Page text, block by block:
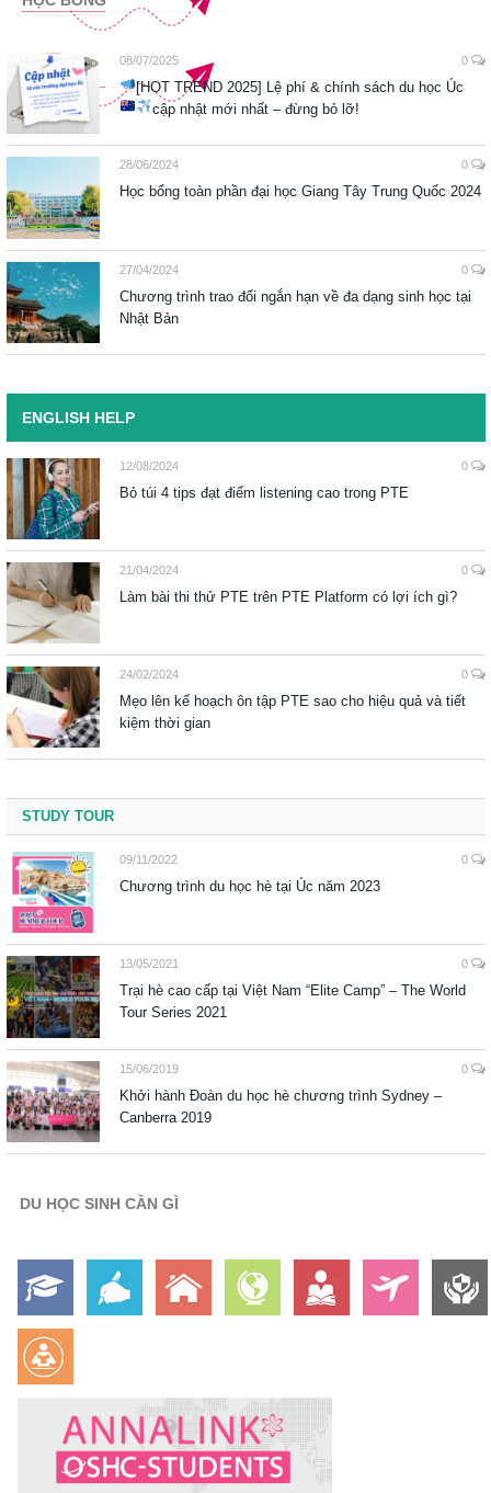
08/07/2025 0
[HOT TREND 2025] Lệ phí & chính sách du học Úc
cập nhật mới nhất – đừng bỏ lỡ!
28/06/2024 0
Học bổng toàn phần đại học Giang Tây Trung Quốc 2024
27/04/2024 0
Chương trình trao đổi ngắn hạn về đa dạng sinh học tại
Nhật Bản
ENGLISH HELP
12/08/2024 0
Bỏ túi 4 tips đạt điểm listening cao trong PTE
21/04/2024 0
Làm bài thi thử PTE trên PTE Platform có lợi ích gì?
24/02/2024 0
Mẹo lên kế hoạch ôn tập PTE sao cho hiệu quả và tiết
kiệm thời gian
STUDY TOUR
09/11/2022 0
Chương trình du học hè tại Úc năm 2023
13/05/2021 0
Trại hè cao cấp tại Việt Nam “Elite Camp” – The World
Tour Series 2021
15/06/2019 0
Khởi hành Đoàn du học hè chương trình Sydney –
Canberra 2019
DU HỌC SINH CẦN GÌ